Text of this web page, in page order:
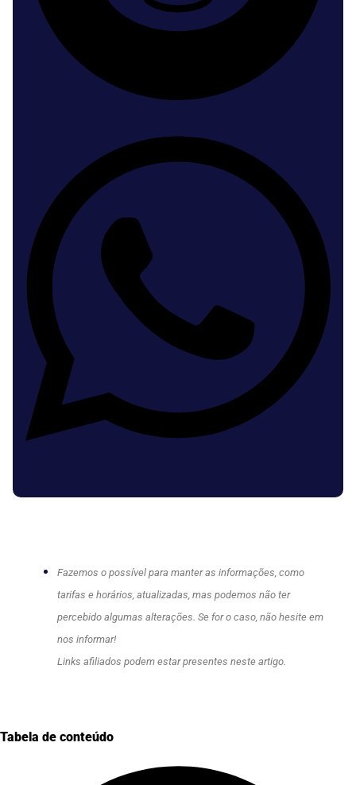
Fazemos o possível para manter as informações, como
tarifas e horários, atualizadas, mas podemos não ter
percebido algumas alterações. Se for o caso, não hesite em
nos informar!
Links afiliados podem estar presentes neste artigo.
Tabela de conteúdo